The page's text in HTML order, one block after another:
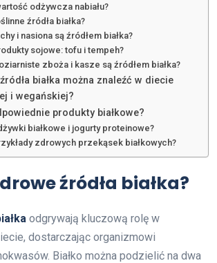
odżywcza nabiału?
źródła białka?
i nasiona są źródłem białka?
sojowe: tofu i tempeh?
zboża i kasze są źródłem białka?
białka można znaleźć w diecie
i wegańskiej?
produkty białkowe?
białkowe i jogurty proteinowe?
zdrowych przekąsek białkowych?
źródła białka?
odgrywają kluczową rolę w
dostarczając organizmowi
Białko można podzielić na dwa